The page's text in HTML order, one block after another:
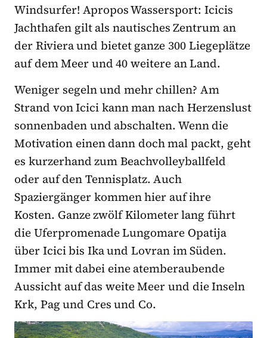
Windsurfer! Apropos Wassersport: Icicis
Jachthafen gilt als nautisches Zentrum an
der Riviera und bietet ganze 300 Liegeplätze
auf dem Meer und 40 weitere an Land.
Weniger segeln und mehr chillen? Am
Strand von Icici kann man nach Herzenslust
sonnenbaden und abschalten. Wenn die
Motivation einen dann doch mal packt, geht
es kurzerhand zum Beachvolleyballfeld
oder auf den Tennisplatz. Auch
Spaziergänger kommen hier auf ihre
Kosten. Ganze zwölf Kilometer lang führt
die Uferpromenade Lungomare Opatija
über Icici bis Ika und Lovran im Süden.
Immer mit dabei eine atemberaubende
Aussicht auf das weite Meer und die Inseln
Krk, Pag und Cres und Co.